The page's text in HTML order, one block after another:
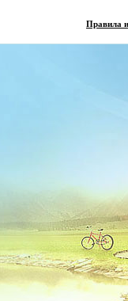
Правила